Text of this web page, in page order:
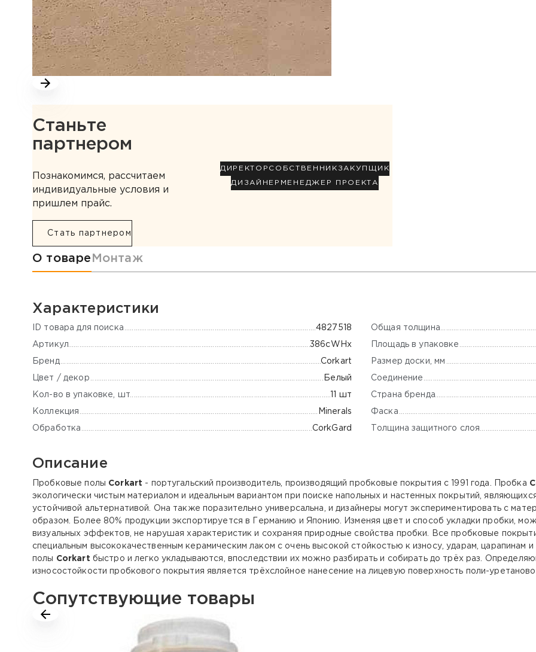
Станьте
партнером
Познакомимся, рассчитаем
индивидуальные условия и
пришлем прайс.
Стать партнером
ДИРЕКТОР СОБСТВЕННИК ЗАКУПЩИК
ДИЗАЙНЕР МЕНЕДЖЕР ПРОЕКТА
Информация о товаре
О товаре Монтаж
Характеристики
ID товара для поиска 4827518
Артикул 386сWHx
Бренд Corkart
Цвет / декор Белый
Кол-во в упаковке, шт 11 шт
Коллекция Minerals
Обработка СorkGard
Общая толщина
Площадь в упаковке
Размер доски, мм
Соединение
Страна бренда
Фаска
Толщина защитного слоя
Описание
Пробковые полы Corkart - португальский производитель, производящий пробковые покрытия с 1991 года. Пробка
экологически чистым материалом и идеальным вариантом при поиске напольных и настенных покрытий,
устойчивой альтернативой. Она также поразительно универсальна, и дизайнеры могут экспериментировать с
образом. Более 80% продукции экспортируется в Германию и Японию. Изменяя цвет и способ укладки пробки,
визуальных эффектов, не нарушая характеристик и сохраняя природные свойства пробки. Все пробковые
специальным высококачественным керамическим лаком с очень высокой стойкостью к износу, ударам, царапинам
полы Corkart быстро и легко укладываются, впоследствии их можно разбирать и собирать до трёх раз.
износостойкости пробкового покрытия является трёхслойное нанесение на лицевую поверхность поли-
Сопутствующие товары